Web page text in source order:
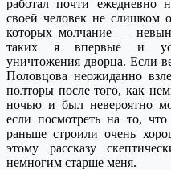
работал почти ежедневно
своей человек не слишком
которых молчание —
таких я впервые и
уничтожения дворца. Если
Половцова неожиданно
полторы после того, как
ночью и был невероятно
если посмотреть на то,
раньше строили очень
этому рассказу
немногим старше меня.